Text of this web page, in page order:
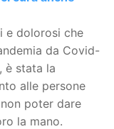
e dolorosi che
da Covid-
è stata la
alle persone
poter dare
la mano.